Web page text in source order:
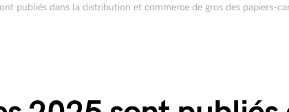
publiés dans la distribution et commerce de gros des papiers-